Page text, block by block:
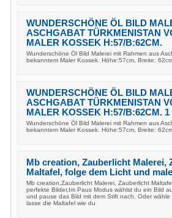
WUNDERSCHÖNE ÖL BILD
ASCHGABAT TÜRKMENISTAN
MALER KOSSEK H:57/B:62CM.
Wunderschöne Öl Bild Malerei mit Rahmen aus
bekanntem Maler Kossek. Höhe:57cm, Breite:
WUNDERSCHÖNE ÖL BILD
ASCHGABAT TÜRKMENISTAN
MALER KOSSEK H:57/B:62CM. 1
Wunderschöne Öl Bild Malerei mit Rahmen aus
bekanntem Maler Kossek. Höhe:57cm, Breite:
Mb creation, Zauberlicht Malerei,
Maltafel, folge dem Licht und
Mb creation,Zauberlicht Malerei, Zauberlicht
perfekte Bilder,Im Paus Modus wählst du ein Bild
und pause das Bild mit dem Stift nach. Oder
lasse die Maltafel wie du